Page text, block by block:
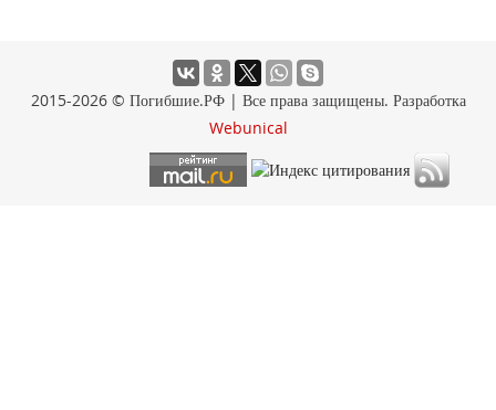
2015-2026 © Погибшие.РФ | Все права защищены. Разработка
Webunical